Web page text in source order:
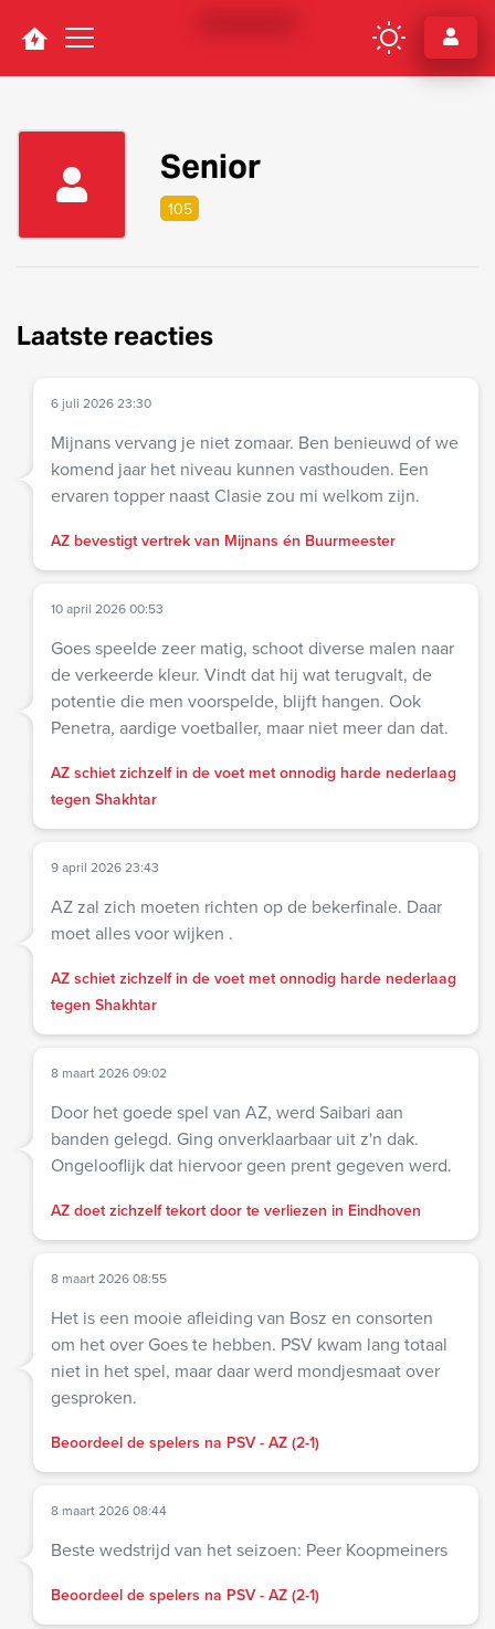
Navigation
Senior
105
Laatste reacties
6 juli 2026 23:30
Mijnans vervang je niet zomaar. Ben benieuwd of we
komend jaar het niveau kunnen vasthouden. Een
ervaren topper naast Clasie zou mi welkom zijn.
AZ bevestigt vertrek van Mijnans én Buurmeester
10 april 2026 00:53
Goes speelde zeer matig, schoot diverse malen naar
de verkeerde kleur. Vindt dat hij wat terugvalt, de
potentie die men voorspelde, blijft hangen. Ook
Penetra, aardige voetballer, maar niet meer dan dat.
AZ schiet zichzelf in de voet met onnodig harde nederlaag
tegen Shakhtar
9 april 2026 23:43
AZ zal zich moeten richten op de bekerfinale. Daar
moet alles voor wijken .
AZ schiet zichzelf in de voet met onnodig harde nederlaag
tegen Shakhtar
8 maart 2026 09:02
Door het goede spel van AZ, werd Saibari aan
banden gelegd. Ging onverklaarbaar uit z'n dak.
Ongelooflijk dat hiervoor geen prent gegeven werd.
AZ doet zichzelf tekort door te verliezen in Eindhoven
8 maart 2026 08:55
Het is een mooie afleiding van Bosz en consorten
om het over Goes te hebben. PSV kwam lang totaal
niet in het spel, maar daar werd mondjesmaat over
gesproken.
Beoordeel de spelers na PSV - AZ (2-1)
8 maart 2026 08:44
Beste wedstrijd van het seizoen: Peer Koopmeiners
Beoordeel de spelers na PSV - AZ (2-1)